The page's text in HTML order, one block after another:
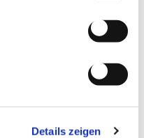
Details zeigen